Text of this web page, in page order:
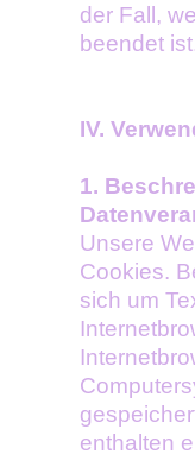
der Fall,
beendet
IV.
1.
Unsere
Cookies.
sich um
enthalten